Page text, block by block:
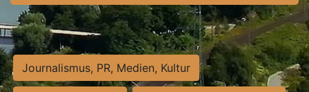
Journalismus, PR, Medien, Kultur